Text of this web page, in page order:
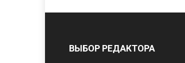
ВЫБОР РЕДАКТОРА